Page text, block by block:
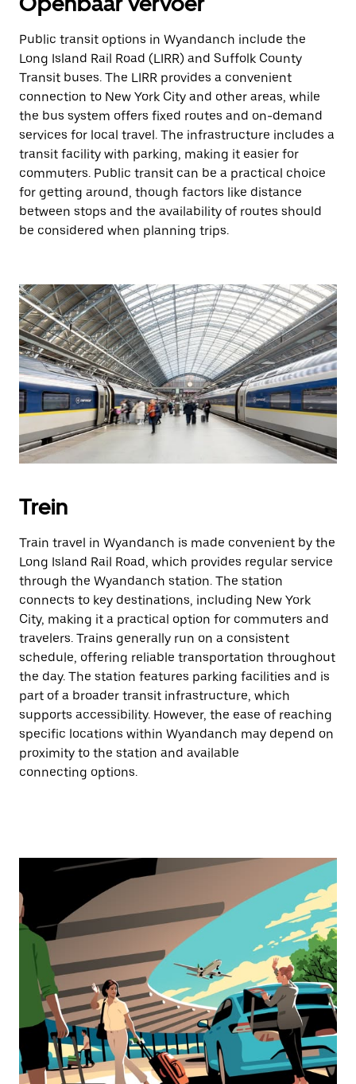
Public transit options in Wyandanch include the
Long Island Rail Road (LIRR) and Suffolk County
Transit buses. The LIRR provides a convenient
connection to New York City and other areas, while
the bus system offers fixed routes and on-demand
services for local travel. The infrastructure includes a
transit facility with parking, making it easier for
commuters. Public transit can be a practical choice
for getting around, though factors like distance
between stops and the availability of routes should
be considered when planning trips.
Trein
Train travel in Wyandanch is made convenient by the
Long Island Rail Road, which provides regular service
through the Wyandanch station. The station
connects to key destinations, including New York
City, making it a practical option for commuters and
travelers. Trains generally run on a consistent
schedule, offering reliable transportation throughout
the day. The station features parking facilities and is
part of a broader transit infrastructure, which
supports accessibility. However, the ease of reaching
specific locations within Wyandanch may depend on
proximity to the station and available
connecting options.